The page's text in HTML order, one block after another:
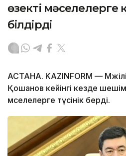
өзекті мәселелерге
білдірді
АСТАНА. KAZINFORM —
Қошанов кейінгі кезде
мәселелерге түсінік берді.